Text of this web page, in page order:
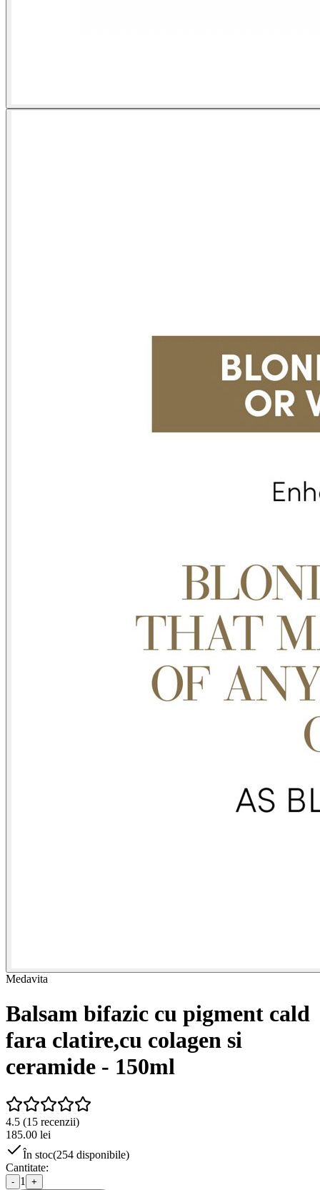
Medavita
Balsam bifazic cu pigment cald
fara clatire,cu colagen si
ceramide - 150ml
4.5 (15 recenzii)
185.00 lei
În stoc(254 disponibile)
Cantitate:
- 1 +